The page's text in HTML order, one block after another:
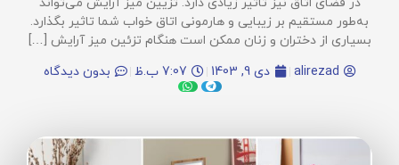
به‌طور مستقیم بر زیبایی و هارمونی اتاق خواب شما تاثیر بگذارد.
بسیاری از دختران و زنان ممکن است هنگام تزئین میز آرایش […]
alirezad
دی 9, 1403 7:07 ب.ظ بدون دیدگاه